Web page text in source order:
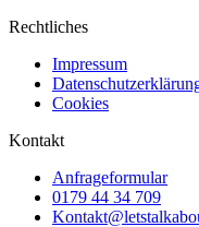
Rechtliches
Impressum
Cookies
Kontakt
Anfrageformular
0179 44 34 709